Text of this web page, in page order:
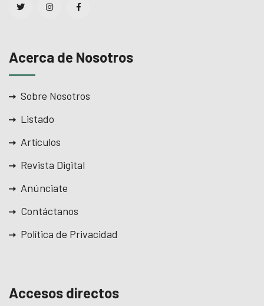
Acerca de Nosotros
Sobre Nosotros
Listado
Artículos
Revista Digital
Anúnciate
Contáctanos
Política de Privacidad
Accesos directos